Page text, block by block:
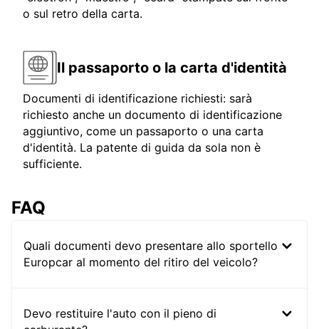
o sul retro della carta.
Il passaporto o la carta d'identità
Documenti di identificazione richiesti: sarà
richiesto anche un documento di identificazione
aggiuntivo, come un passaporto o una carta
d'identità. La patente di guida da sola non è
sufficiente.
FAQ
Quali documenti devo presentare allo sportello
Europcar al momento del ritiro del veicolo?
Devo restituire l'auto con il pieno di